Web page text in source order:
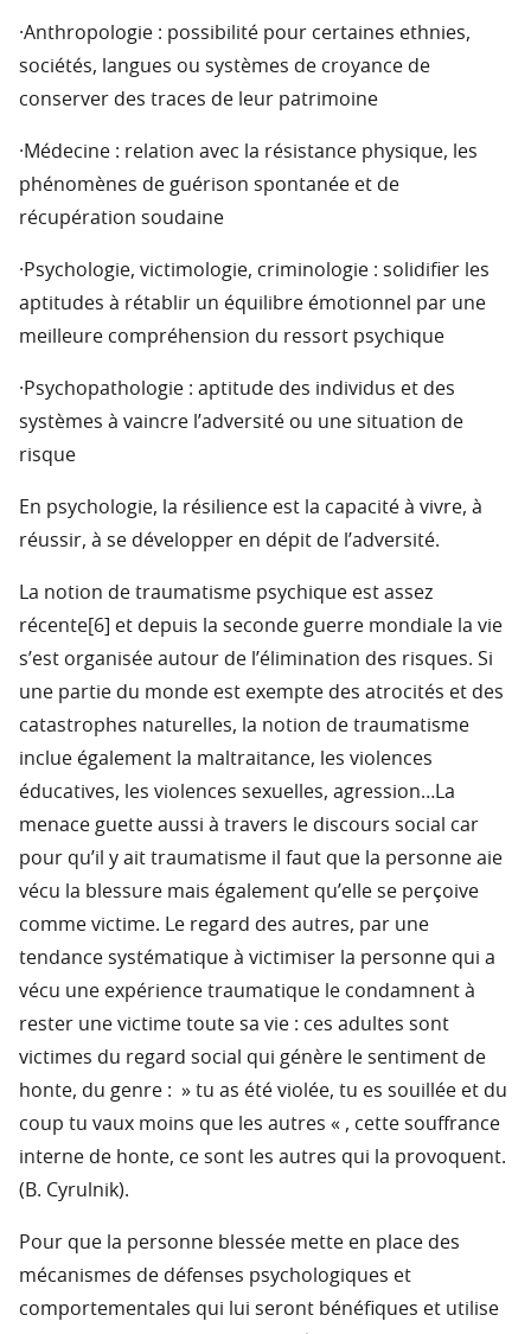
·Anthropologie : possibilité pour certaines ethnies,
sociétés, langues ou systèmes de croyance de
conserver des traces de leur patrimoine
·Médecine : relation avec la résistance physique, les
phénomènes de guérison spontanée et de
récupération soudaine
·Psychologie, victimologie, criminologie : solidifier les
aptitudes à rétablir un équilibre émotionnel par une
meilleure compréhension du ressort psychique
·Psychopathologie : aptitude des individus et des
systèmes à vaincre l’adversité ou une situation de
risque
En psychologie, la résilience est la capacité à vivre, à
réussir, à se développer en dépit de l’adversité.
La notion de traumatisme psychique est assez
récente[6] et depuis la seconde guerre mondiale la vie
s’est organisée autour de l’élimination des risques. Si
une partie du monde est exempte des atrocités et des
catastrophes naturelles, la notion de traumatisme
inclue également la maltraitance, les violences
éducatives, les violences sexuelles, agression…La
menace guette aussi à travers le discours social car
pour qu’il y ait traumatisme il faut que la personne aie
vécu la blessure mais également qu’elle se perçoive
comme victime. Le regard des autres, par une
tendance systématique à victimiser la personne qui a
vécu une expérience traumatique le condamnent à
rester une victime toute sa vie : ces adultes sont
victimes du regard social qui génère le sentiment de
honte, du genre : » tu as été violée, tu es souillée et du
coup tu vaux moins que les autres « , cette souffrance
interne de honte, ce sont les autres qui la provoquent.
(B. Cyrulnik).
Pour que la personne blessée mette en place des
mécanismes de défenses psychologiques et
comportementales qui lui seront bénéfiques et utilise